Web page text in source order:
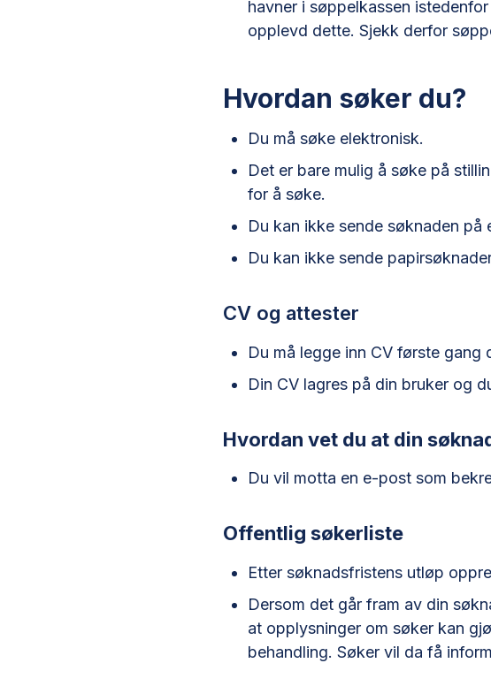
havner i søppelkassen
opplevd dette. Sjekk derfor
Hvordan søker du?
Du må søke elektronisk.
Det er bare mulig å søke på
for å søke.
Du kan ikke sende søknaden på
Du kan ikke sende
CV og attester
Du må legge inn CV første gang
Din CV lagres på din bruker og
Hvordan vet du at din
Du vil motta en e-post som
Offentlig søkerliste
Etter søknadsfristens utløp
Dersom det går fram av din
at opplysninger om søker kan
behandling. Søker vil da få